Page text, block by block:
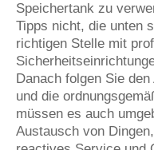
Speichertank zu
Tipps nicht, die unten
richtigen Stelle mit
Danach folgen Sie
und die
müssen es auch
Austausch von